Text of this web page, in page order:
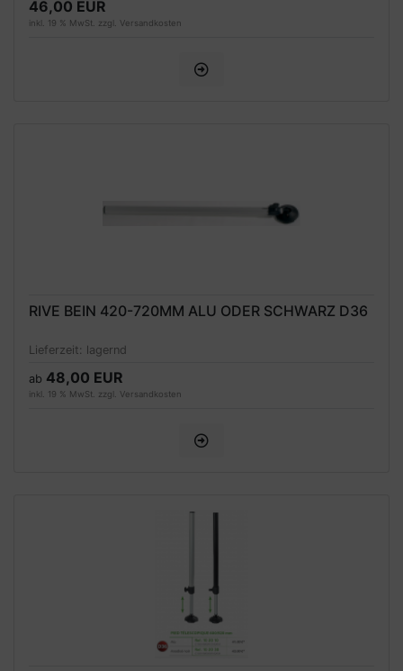
46,00 EUR
inkl. 19 % MwSt. zzgl. Versandkosten
RIVE BEIN 420-720MM ALU ODER SCHWARZ D36
Lieferzeit: lagernd
ab 48,00 EUR
inkl. 19 % MwSt. zzgl. Versandkosten